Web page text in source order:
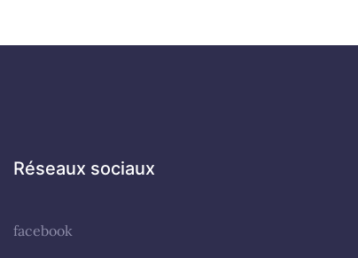
Réseaux sociaux
facebook